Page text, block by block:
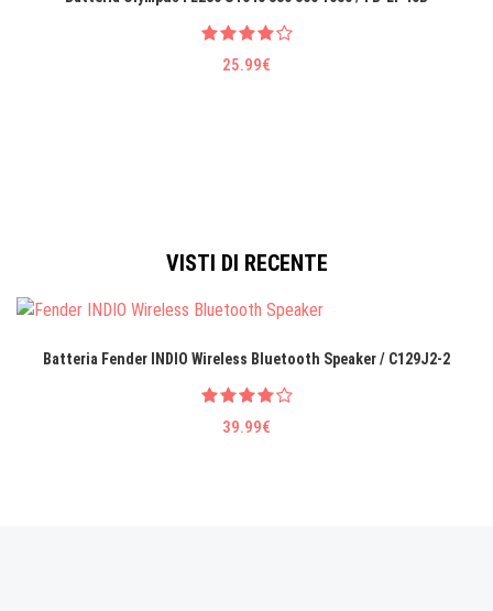
25.99€
VISTI DI RECENTE
Batteria Fender INDIO Wireless Bluetooth Speaker / C129J2-2
39.99€